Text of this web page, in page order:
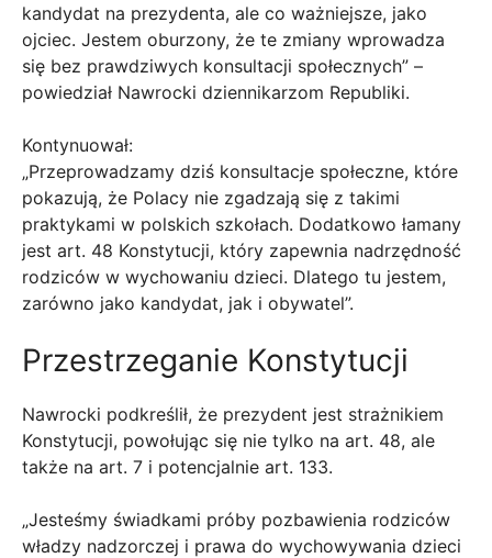
kandydat na prezydenta, ale co ważniejsze, jako
ojciec. Jestem oburzony, że te zmiany wprowadza
się bez prawdziwych konsultacji społecznych” –
powiedział Nawrocki dziennikarzom Republiki.
Kontynuował:
„Przeprowadzamy dziś konsultacje społeczne, które
pokazują, że Polacy nie zgadzają się z takimi
praktykami w polskich szkołach. Dodatkowo łamany
jest art. 48 Konstytucji, który zapewnia nadrzędność
rodziców w wychowaniu dzieci. Dlatego tu jestem,
zarówno jako kandydat, jak i obywatel”.
Przestrzeganie Konstytucji
Nawrocki podkreślił, że prezydent jest strażnikiem
Konstytucji, powołując się nie tylko na art. 48, ale
także na art. 7 i potencjalnie art. 133.
„Jesteśmy świadkami próby pozbawienia rodziców
władzy nadzorczej i prawa do wychowywania dzieci